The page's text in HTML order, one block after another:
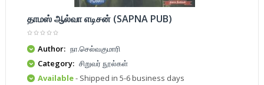
தாமஸ் ஆல்வா எடிசன் (SAPNA PUB)
Author: நா.செல்வகுமாரி
Category: சிறுவர் நூல்கள்
Available- Shipped in 5-6 business days